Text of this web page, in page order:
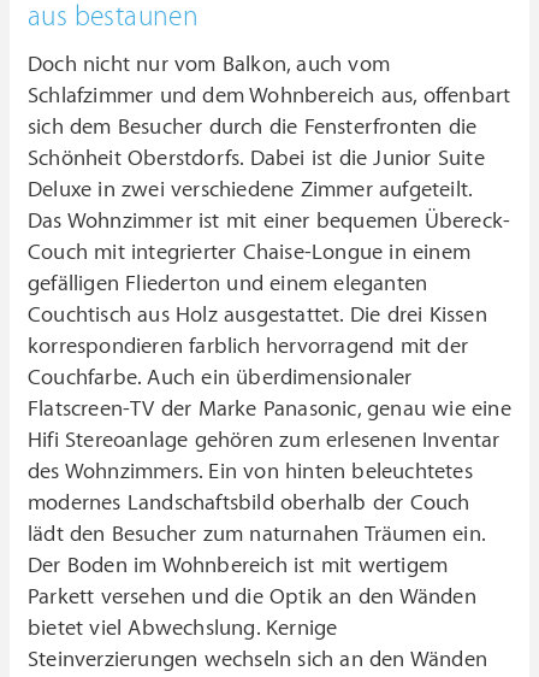
aus bestaunen
Doch nicht nur vom Balkon, auch vom
Schlafzimmer und dem Wohnbereich aus, offenbart
sich dem Besucher durch die Fensterfronten die
Schönheit Oberstdorfs. Dabei ist die Junior Suite
Deluxe in zwei verschiedene Zimmer aufgeteilt.
Das Wohnzimmer ist mit einer bequemen Übereck-
Couch mit integrierter Chaise-Longue in einem
gefälligen Fliederton und einem eleganten
Couchtisch aus Holz ausgestattet. Die drei Kissen
korrespondieren farblich hervorragend mit der
Couchfarbe. Auch ein überdimensionaler
Flatscreen-TV der Marke Panasonic, genau wie eine
Hifi Stereoanlage gehören zum erlesenen Inventar
des Wohnzimmers. Ein von hinten beleuchtetes
modernes Landschaftsbild oberhalb der Couch
lädt den Besucher zum naturnahen Träumen ein.
Der Boden im Wohnbereich ist mit wertigem
Parkett versehen und die Optik an den Wänden
bietet viel Abwechslung. Kernige
Steinverzierungen wechseln sich an den Wänden